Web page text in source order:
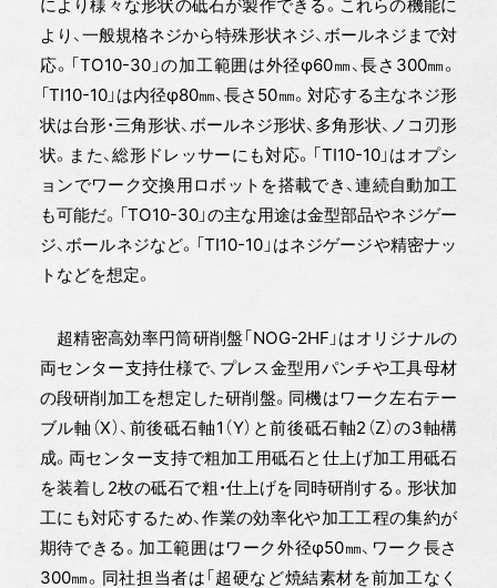
により様々な形状の砥石が製作できる。これらの機能に
より、一般規格ネジから特殊形状ネジ、ボールネジまで対
応。「TO10-30」の加工範囲は外径φ60㎜、長さ300㎜。
「TI10-10」は内径φ80㎜、長さ50㎜。対応する主なネジ形
状は台形・三角形状、ボールネジ形状、多角形状、ノコ刃形
状。また、総形ドレッサーにも対応。「TI10-10」はオプシ
ョンでワーク交換用ロボットを搭載でき、連続自動加工
も可能だ。「TO10-30」の主な用途は金型部品やネジゲー
ジ、ボールネジなど。「TI10-10」はネジゲージや精密ナッ
トなどを想定。
超精密高効率円筒研削盤「NOG-2HF」はオリジナルの
両センター支持仕様で、プレス金型用パンチや工具母材
の段研削加工を想定した研削盤。同機はワーク左右テー
ブル軸（X）、前後砥石軸1（Y）と前後砥石軸2（Z）の3軸構
成。両センター支持で粗加工用砥石と仕上げ加工用砥石
を装着し2枚の砥石で粗・仕上げを同時研削する。形状加
工にも対応するため、作業の効率化や加工工程の集約が
期待できる。加工範囲はワーク外径φ50㎜、ワーク長さ
300㎜。同社担当者は「超硬など焼結素材を前加工なく